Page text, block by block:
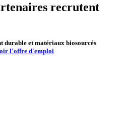
recrutent
durable et matériaux biosourcés
l'offre d'emploi